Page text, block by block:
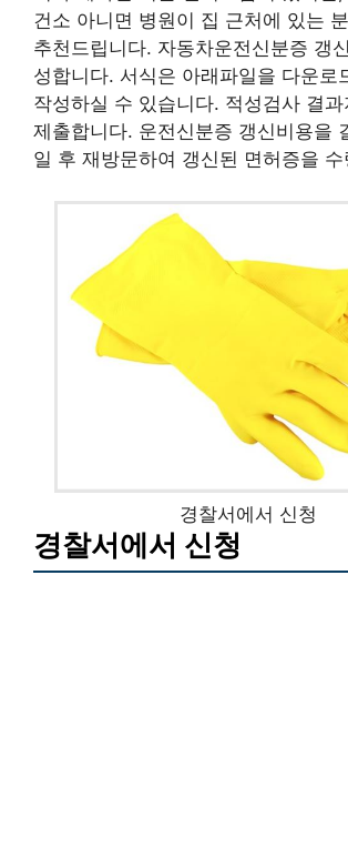
건소 아니면 병원이 집 근처에 있는
추천드립니다. 자동차운전신분증 갱
성합니다. 서식은 아래파일을 다운로
작성하실 수 있습니다. 적성검사 결
제출합니다. 운전신분증 갱신비용을
일 후 재방문하여 갱신된 면허증을
경찰서에서 신청
경찰서에서 신청